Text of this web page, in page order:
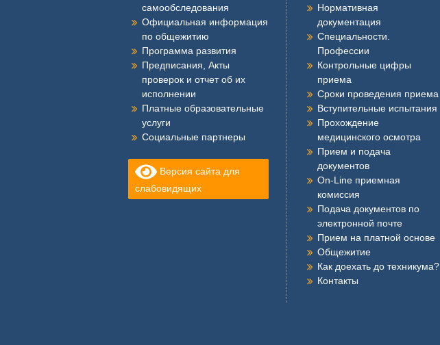
самообследования
Официальная информация
по общежитию
Программа развития
Предписания, Акты
проверок и отчет об их
исполнении
Платные образовательные
услуги
Социальные партнеры
Версия сайта для
слабовидящих
Нормативная
документация
Специальности.
Профессии
Контрольные цифры
приема
Сроки проведения приема
Вступительные испытания
Прохождение
медицинского осмотра
Прием и подача
документов
On-Line приемная
комиссия
Подача документов по
электронной почте
Прием на платной основе
Общежитие
Как доехать до техникума?
Контакты